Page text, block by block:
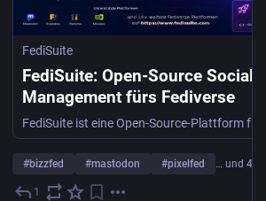
FediSuite
FediSuite: Open-Source Social-
Management fürs Fediverse
#bizzfed #mastodon #pixelfed … und 4
1